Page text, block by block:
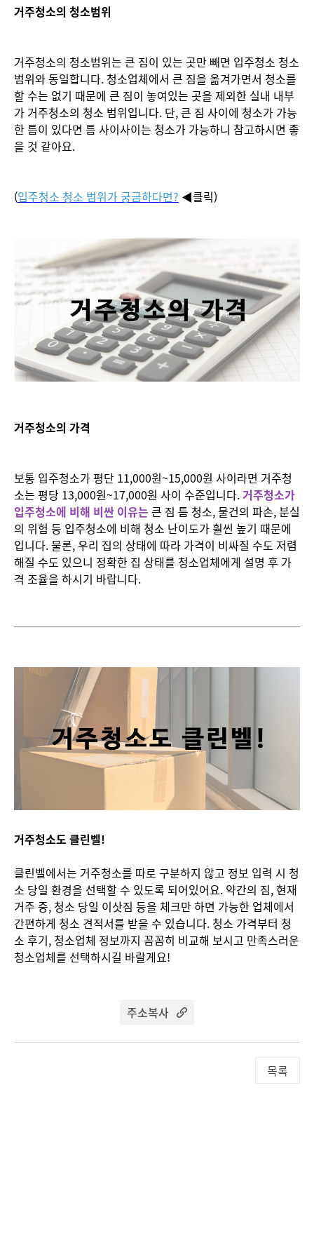
거주청소의 청소범위
거주청소의 청소범위는 큰 짐이 있는 곳만 빼면 입주청소 청소
범위와 동일합니다. 청소업체에서 큰 짐을 옮겨가면서 청소를
할 수는 없기 때문에 큰 짐이 놓여있는 곳을 제외한 실내 내부
가 거주청소의 청소 범위입니다. 단, 큰 짐 사이에 청소가 가능
한 틈이 있다면 틈 사이사이는 청소가 가능하니 참고하시면 좋
을 것 같아요.
(입주청소 청소 범위가 궁금하다면? ◀클릭)
거주청소의 가격
보통 입주청소가 평단 11,000원~15,000원 사이라면 거주청
소는 평당 13,000원~17,000원 사이 수준입니다.거주청소가
입주청소에 비해 비싼 이유는 큰 짐 틈 청소, 물건의 파손, 분실
의 위험 등 입주청소에 비해 청소 난이도가 훨씬 높기 때문에
입니다. 물론, 우리 집의 상태에 따라 가격이 비싸질 수도 저렴
해질 수도 있으니 정확한 집 상태를 청소업체에게 설명 후 가
격 조율을 하시기 바랍니다.
거주청소도 클린벨!
클린벨에서는 거주청소를 따로 구분하지 않고 정보 입력 시 청
소 당일 환경을 선택할 수 있도록 되어있어요. 약간의 짐, 현재
거주 중, 청소 당일 이삿짐 등을 체크만 하면 가능한 업체에서
간편하게 청소 견적서를 받을 수 있습니다. 청소 가격부터 청
소 후기, 청소업체 정보까지 꼼꼼히 비교해 보시고 만족스러운
청소업체를 선택하시길 바랄게요!
주소복사
목록